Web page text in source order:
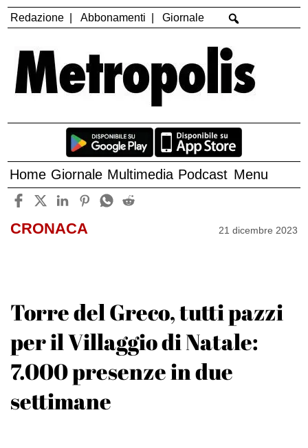
Redazione Abbonamenti Giornale
Home Giornale Multimedia Podcast Menu
CRONACA 21 dicembre 2023
Torre del Greco, tutti pazzi
per il Villaggio di Natale:
7.000 presenze in due
settimane